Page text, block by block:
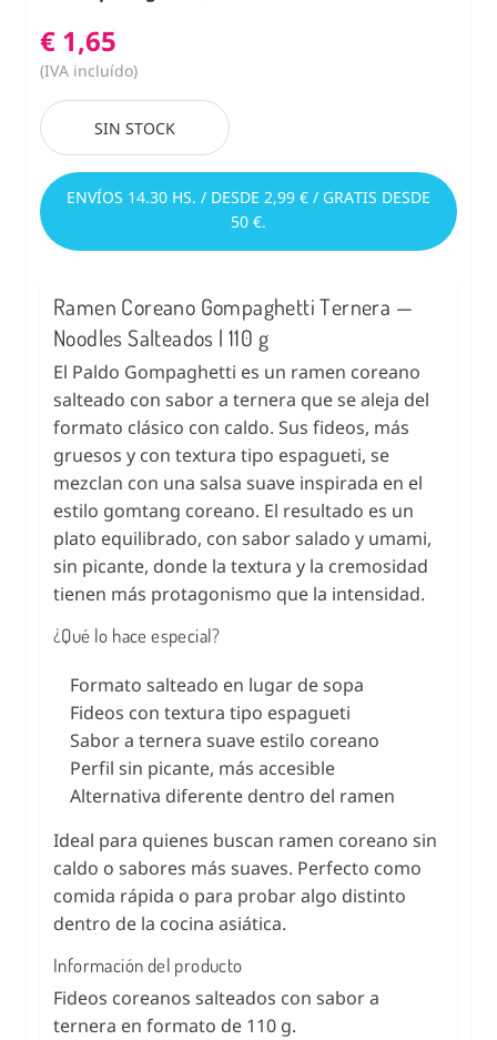
€ 1,65
(IVA incluído)
SIN STOCK
ENVÍOS 14.30 HS. / DESDE 2,99 € / GRATIS DESDE
50 €.
Ramen Coreano Gompaghetti Ternera —
Noodles Salteados | 110 g
El Paldo Gompaghetti es un ramen coreano
salteado con sabor a ternera que se aleja del
formato clásico con caldo. Sus fideos, más
gruesos y con textura tipo espagueti, se
mezclan con una salsa suave inspirada en el
estilo gomtang coreano. El resultado es un
plato equilibrado, con sabor salado y umami,
sin picante, donde la textura y la cremosidad
tienen más protagonismo que la intensidad.
¿Qué lo hace especial?
Formato salteado en lugar de sopa
Fideos con textura tipo espagueti
Sabor a ternera suave estilo coreano
Perfil sin picante, más accesible
Alternativa diferente dentro del ramen
Ideal para quienes buscan ramen coreano sin
caldo o sabores más suaves. Perfecto como
comida rápida o para probar algo distinto
dentro de la cocina asiática.
Información del producto
Fideos coreanos salteados con sabor a
ternera en formato de 110 g.